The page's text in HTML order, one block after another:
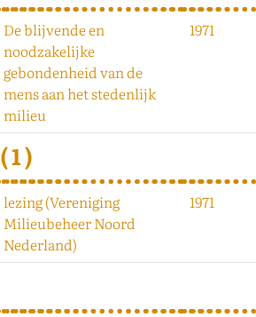
De blijvende en
noodzakelijke
gebondenheid van de
mens aan het stedenlijk
milieu
1971
( 1 )
lezing (Vereniging
Milieubeheer Noord
Nederland)
1971